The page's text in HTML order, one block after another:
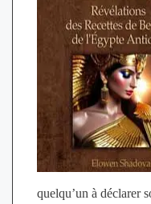
quelqu’un à déclarer